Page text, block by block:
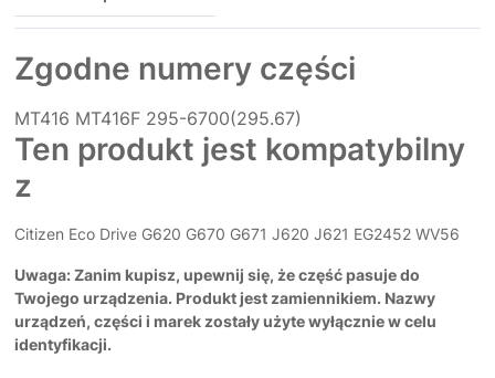
Zgodne numery części
MT416 MT416F 295-6700(295.67)
Ten produkt jest kompatybilny
z
Citizen Eco Drive G620 G670 G671 J620 J621 EG2452 WV56
Uwaga: Zanim kupisz, upewnij się, że część pasuje do
Twojego urządzenia. Produkt jest zamiennikiem. Nazwy
urządzeń, części i marek zostały użyte wyłącznie w celu
identyfikacji.